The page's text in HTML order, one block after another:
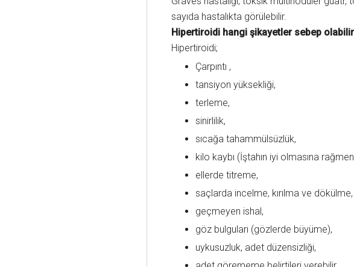
sayıda hastalıkta görülebilir.
Hipertiroidi hangi şikayetler sebep
Hipertiroidi;
Çarpıntı ,
tansiyon yüksekliği,
terleme,
sinirlilik,
sıcağa tahammülsüzlük,
kilo kaybı (İştahın iyi olmasına
ellerde titreme,
saçlarda incelme, kırılma ve dökülme,
geçmeyen ishal,
göz bulguları (gözlerde büyüme),
uykusuzluk, adet düzensizliği,